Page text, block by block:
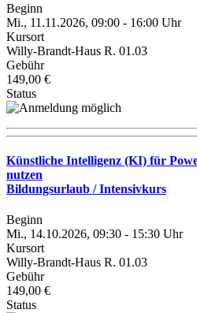
Beginn
Mi., 11.11.2026, 09:00 - 16:00 Uhr
Kursort
Willy-Brandt-Haus R. 01.03
Gebühr
149,00 €
Status
Künstliche Intelligenz (KI) für
nutzen
Bildungsurlaub / Intensivkurs
Beginn
Mi., 14.10.2026, 09:30 - 15:30 Uhr
Kursort
Willy-Brandt-Haus R. 01.03
Gebühr
149,00 €
Status